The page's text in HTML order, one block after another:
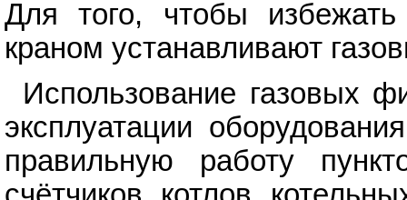
Для того, чтобы
краном устанавливают
Использование газовых
эксплуатации
правильную работу